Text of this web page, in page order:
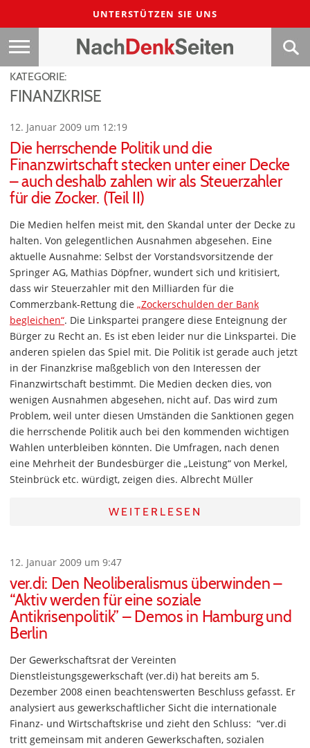
UNTERSTÜTZEN SIE UNS
KATEGORIE:
FINANZKRISE
12. Januar 2009 um 12:19
Die herrschende Politik und die
Finanzwirtschaft stecken unter einer Decke
– auch deshalb zahlen wir als Steuerzahler
für die Zocker. (Teil II)
Die Medien helfen meist mit, den Skandal unter der Decke zu
halten. Von gelegentlichen Ausnahmen abgesehen. Eine
aktuelle Ausnahme: Selbst der Vorstandsvorsitzende der
Springer AG, Mathias Döpfner, wundert sich und kritisiert,
dass wir Steuerzahler mit den Milliarden für die
Commerzbank-Rettung die „Zockerschulden der Bank
begleichen“. Die Linkspartei prangere diese Enteignung der
Bürger zu Recht an. Es ist eben leider nur die Linkspartei. Die
anderen spielen das Spiel mit. Die Politik ist gerade auch jetzt
in der Finanzkrise maßgeblich von den Interessen der
Finanzwirtschaft bestimmt. Die Medien decken dies, von
wenigen Ausnahmen abgesehen, nicht auf. Das wird zum
Problem, weil unter diesen Umständen die Sanktionen gegen
die herrschende Politik auch bei den kommenden wichtigen
Wahlen unterbleiben könnten. Die Umfragen, nach denen
eine Mehrheit der Bundesbürger die „Leistung“ von Merkel,
Steinbrück etc. würdigt, zeigen dies. Albrecht Müller
WEITERLESEN
12. Januar 2009 um 9:47
ver.di: Den Neoliberalismus überwinden –
“Aktiv werden für eine soziale
Antikrisenpolitik” – Demos in Hamburg und
Berlin
Der Gewerkschaftsrat der Vereinten
Dienstleistungsgewerkschaft (ver.di) hat bereits am 5.
Dezember 2008 einen beachtenswerten Beschluss gefasst. Er
analysiert aus gewerkschaftlicher Sicht die internationale
Finanz- und Wirtschaftskrise und zieht den Schluss: “ver.di
tritt gemeinsam mit anderen Gewerkschaften, sozialen